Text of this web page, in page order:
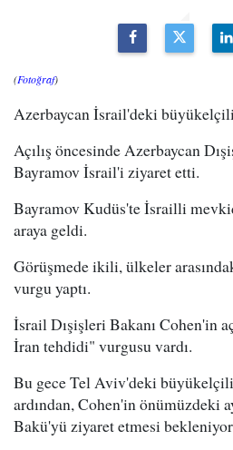
(Fotoğraf)
Azerbaycan İsrail'deki
Açılış öncesinde Azerbaycan
Bayramov İsrail'i ziyaret etti.
Bayramov Kudüs'te İsrailli
araya geldi.
Görüşmede ikili, ülkeler
vurgu yaptı.
İsrail Dışişleri Bakanı Cohen'in
İran tehdidi" vurgusu vardı.
Bu gece Tel Aviv'deki
ardından, Cohen'in önümüzdeki
Bakü'yü ziyaret etmesi